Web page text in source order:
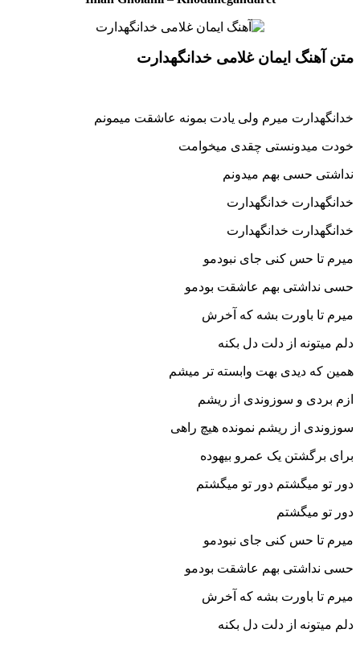
متن آهنگ ایمان غلامی خدانگهدارت
خدانگهدارت میرم ولی یادت بمونه عاشقت میمونم
خودت میدونستی چقدی میخوامت
نداشتی حسی بهم میدونم
خدانگهدارت خدانگهدارت
خدانگهدارت خدانگهدارت
میرم تا حس کنی جای نبودمو
حسی نداشتی بهم عاشقت بودمو
میرم تا باورت بشه که آخرش
دلم میتونه از دلت دل بکنه
همین که دیدی بهت وابسته تر میشم
ازم بردی و سوزوندی از ریشم
سوزوندی از ریشم نمونده هیچ راهی
برای برگشتن یک عمرو بیهوده
دور تو میگشتم دور تو میگشتم
دور تو میگشتم
میرم تا حس کنی جای نبودمو
حسی نداشتی بهم عاشقت بودمو
میرم تا باورت بشه که آخرش
دلم میتونه از دلت دل بکنه